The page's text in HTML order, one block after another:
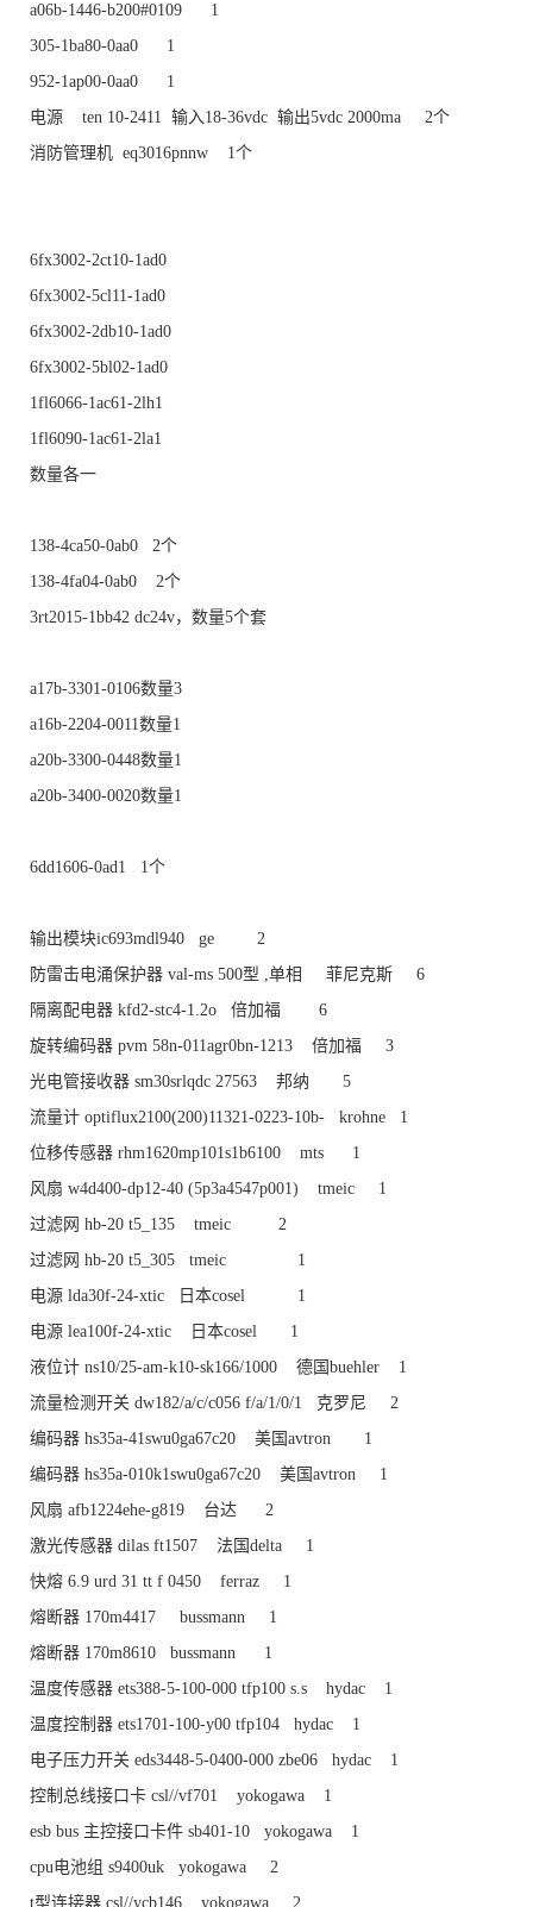
a06b-1446-b200#0109 1
305-1ba80-0aa0 1
952-1ap00-0aa0 1
电源 ten 10-2411 输入18-36vdc 输出5vdc 2000ma 2个
消防管理机 eq3016pnnw 1个
6fx3002-2ct10-1ad0
6fx3002-5cl11-1ad0
6fx3002-2db10-1ad0
6fx3002-5bl02-1ad0
1fl6066-1ac61-2lh1
1fl6090-1ac61-2la1
数量各一
138-4ca50-0ab0 2个
138-4fa04-0ab0 2个
3rt2015-1bb42 dc24v，数量5个套
a17b-3301-0106数量3
a16b-2204-0011数量1
a20b-3300-0448数量1
a20b-3400-0020数量1
6dd1606-0ad1 1个
输出模块ic693mdl940 ge 2
防雷击电涌保护器 val-ms 500型 ,单相 菲尼克斯 6
隔离配电器 kfd2-stc4-1.2o 倍加福 6
旋转编码器 pvm 58n-011agr0bn-1213 倍加福 3
光电管接收器 sm30srlqdc 27563 邦纳 5
流量计 optiflux2100(200)11321-0223-10b- krohne 1
位移传感器 rhm1620mp101s1b6100 mts 1
风扇 w4d400-dp12-40 (5p3a4547p001) tmeic 1
过滤网 hb-20 t5_135 tmeic 2
过滤网 hb-20 t5_305 tmeic 1
电源 lda30f-24-xtic 日本cosel 1
电源 lea100f-24-xtic 日本cosel 1
液位计 ns10/25-am-k10-sk166/1000 德国buehler 1
流量检测开关 dw182/a/c/c056 f/a/1/0/1 克罗尼 2
编码器 hs35a-41swu0ga67c20 美国avtron 1
编码器 hs35a-010k1swu0ga67c20 美国avtron 1
风扇 afb1224ehe-g819 台达 2
激光传感器 dilas ft1507 法国delta 1
快熔 6.9 urd 31 tt f 0450 ferraz 1
熔断器 170m4417 bussmann 1
熔断器 170m8610 bussmann 1
温度传感器 ets388-5-100-000 tfp100 s.s hydac 1
温度控制器 ets1701-100-y00 tfp104 hydac 1
电子压力开关 eds3448-5-0400-000 zbe06 hydac 1
控制总线接口卡 csl//vf701 yokogawa 1
esb bus 主控接口卡件 sb401-10 yokogawa 1
cpu电池组 s9400uk yokogawa 2
t型连接器 csl//ycb146 yokogawa 2